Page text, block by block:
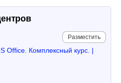
Разместить
Office. Комплексный курс. |